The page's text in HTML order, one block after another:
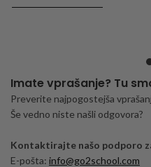
Imate vprašanje? Tu
Preverite najpogostejša
Še vedno niste našli odgovora?
Kontaktirajte našo podporo
E-pošta: info@go2school.com